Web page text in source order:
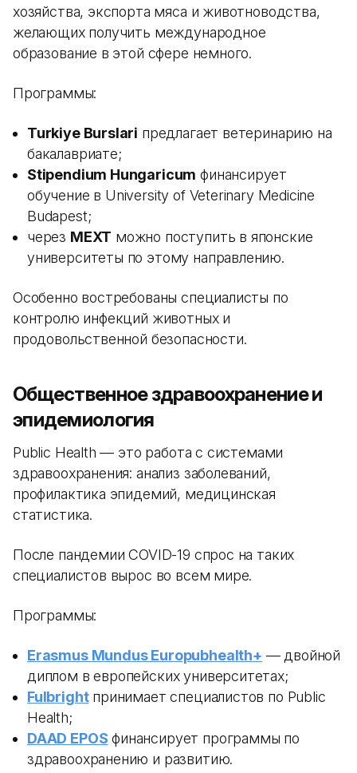
хозяйства, экспорта мяса и животноводства,
желающих получить международное
образование в этой сфере немного.
Программы:
Turkiye Burslari предлагает ветеринарию на
бакалавриате;
Stipendium Hungaricum финансирует
обучение в University of Veterinary Medicine
Budapest;
через MEXT можно поступить в японские
университеты по этому направлению.
Особенно востребованы специалисты по
контролю инфекций животных и
продовольственной безопасности.
Общественное здравоохранение и
эпидемиология
Public Health — это работа с системами
здравоохранения: анализ заболеваний,
профилактика эпидемий, медицинская
статистика.
После пандемии COVID-19 спрос на таких
специалистов вырос во всем мире.
Программы:
Erasmus Mundus Europubhealth+ — двойной
диплом в европейских университетах;
Fulbrightпринимает специалистов по Public
Health;
DAAD EPOS финансирует программы по
здравоохранению и развитию.